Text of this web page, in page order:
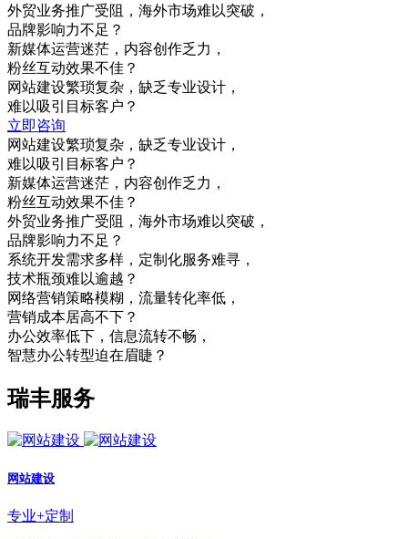
外贸业务推广受阻，海外市场难以突破，
品牌影响力不足？
新媒体运营迷茫，内容创作乏力，
粉丝互动效果不佳？
网站建设繁琐复杂，缺乏专业设计，
难以吸引目标客户？
立即咨询
网站建设繁琐复杂，缺乏专业设计，
难以吸引目标客户？
新媒体运营迷茫，内容创作乏力，
粉丝互动效果不佳？
外贸业务推广受阻，海外市场难以突破，
品牌影响力不足？
系统开发需求多样，定制化服务难寻，
技术瓶颈难以逾越？
网络营销策略模糊，流量转化率低，
营销成本居高不下？
办公效率低下，信息流转不畅，
智慧办公转型迫在眉睫？
瑞丰服务
网站建设
专业+定制